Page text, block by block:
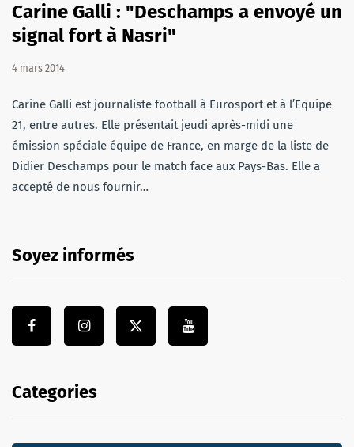
Carine Galli : "Deschamps a envoyé un
signal fort à Nasri"
4 mars 2014
Carine Galli est journaliste football à Eurosport et à l’Equipe
21, entre autres. Elle présentait jeudi après-midi une
émission spéciale équipe de France, en marge de la liste de
Didier Deschamps pour le match face aux Pays-Bas. Elle a
accepté de nous fournir…
Soyez informés
Categories